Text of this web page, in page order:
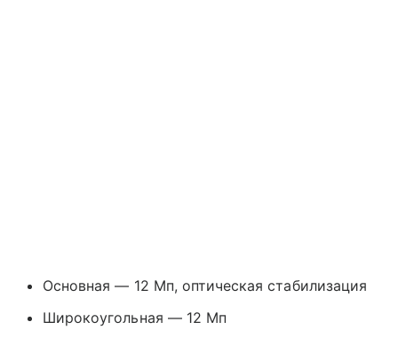
Основная — 12 Мп, оптическая стабилизация
Широкоугольная — 12 Мп